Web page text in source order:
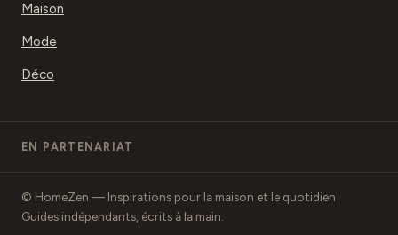
Maison
Mode
Déco
EN PARTENARIAT
© HomeZen — Inspirations pour la maison et le quotidien
Guides indépendants, écrits à la main.